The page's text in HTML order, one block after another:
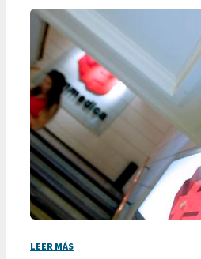
LEER MÁS